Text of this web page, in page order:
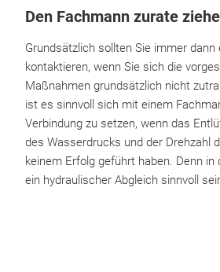
Den Fachmann zurate
Grundsätzlich sollten Sie immer
kontaktieren, wenn Sie sich die
Maßnahmen grundsätzlich nicht
ist es sinnvoll sich mit einem
Verbindung zu setzen, wenn das
des Wasserdrucks und der Drehzahl
keinem Erfolg geführt haben. Denn in
ein hydraulischer Abgleich sinnvoll